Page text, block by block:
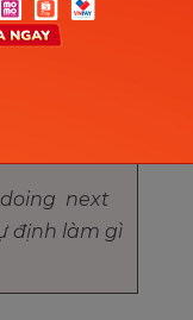
moment.
next
định làm gì